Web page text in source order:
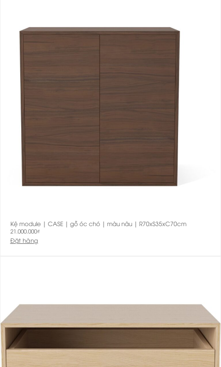
Kệ module | CASE | gỗ óc chó | màu nâu | R70xS35xC70cm
21.000.000₫
Đặt hàng